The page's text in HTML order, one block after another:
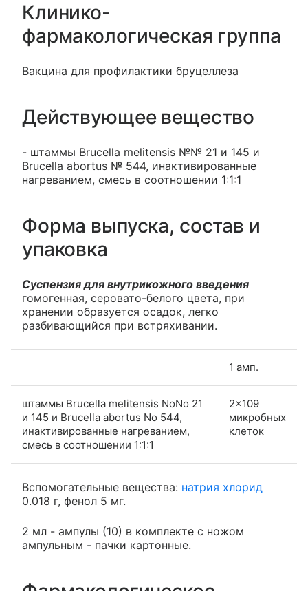
Клинико-
фармакологическая группа
Вакцина для профилактики бруцеллеза
Действующее вещество
- штаммы Brucella melitensis №№ 21 и 145 и
Brucella abortus № 544, инактивированные
нагреванием, смесь в соотношении 1:1:1
Форма выпуска, состав и
упаковка
Суспензия для внутрикожного введения
гомогенная, серовато-белого цвета, при
хранении образуется осадок, легко
разбивающийся при встряхивании.
1 амп.
штаммы Brucella melitensis NoNo 21
и 145 и Brucella abortus No 544,
инактивированные нагреванием,
смесь в соотношении 1:1:1
2×109
микробных
клеток
Вспомогательные вещества: натрия хлорид
0.018 г, фенол 5 мг.
2 мл - ампулы (10) в комплекте с ножом
ампульным - пачки картонные.